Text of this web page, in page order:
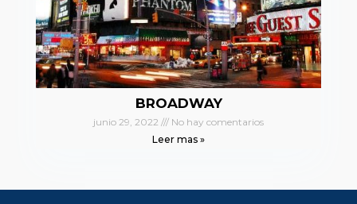
BROADWAY
junio 29, 2022
No hay comentarios
Leer mas »